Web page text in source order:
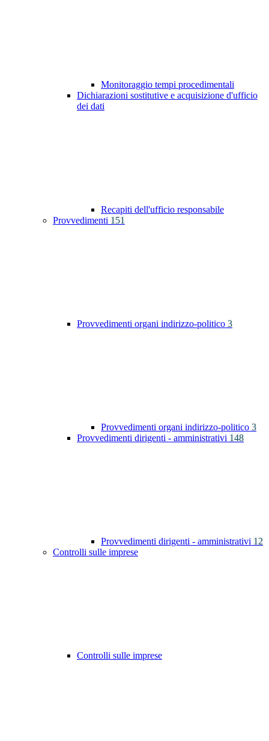
Monitoraggio tempi procedimentali
Dichiarazioni sostitutive e acquisizione d'ufficio
dei dati
Recapiti dell'ufficio responsabile
Provvedimenti 151
Provvedimenti organi indirizzo-politico 3
Provvedimenti organi indirizzo-politico 3
Provvedimenti dirigenti - amministrativi 148
Provvedimenti dirigenti - amministrativi 12
Controlli sulle imprese
Controlli sulle imprese